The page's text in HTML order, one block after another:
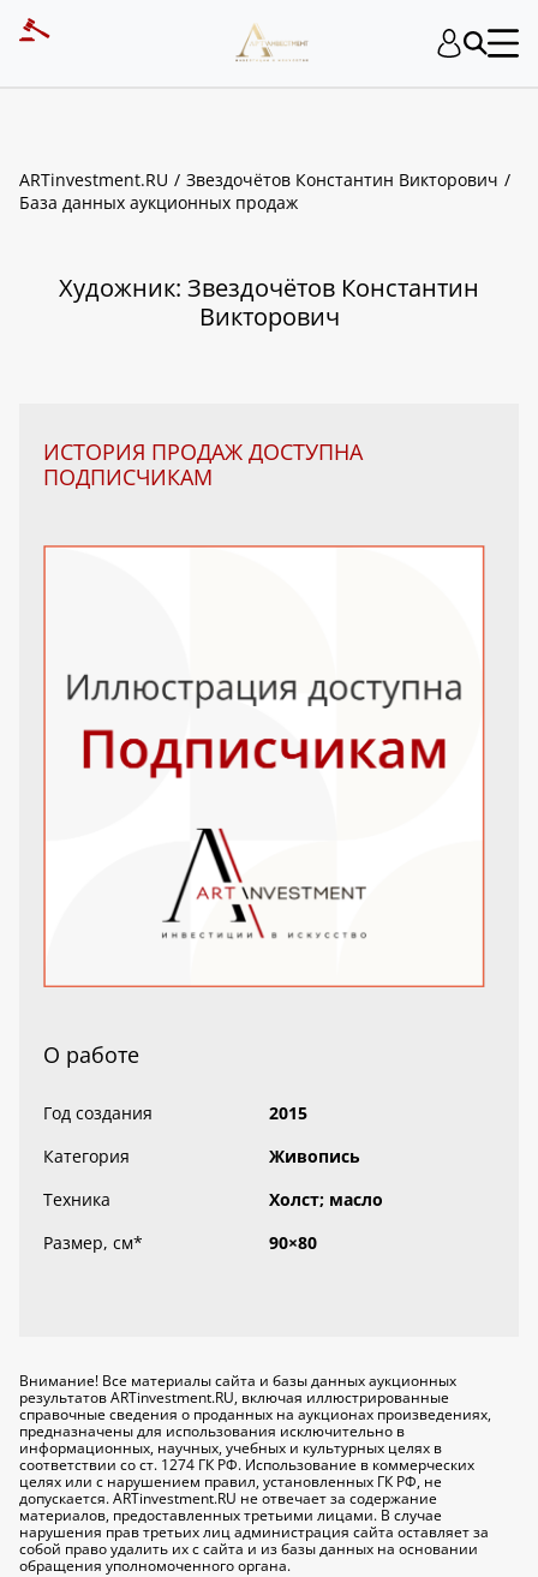
ARTinvestment.RU
Звездочётов Константин Викторович
База данных аукционных продаж
Художник: Звездочётов Константин
Викторович
ИСТОРИЯ ПРОДАЖ ДОСТУПНА
ПОДПИСЧИКАМ
О работе
Год создания
2015
Категория
Живопись
Техника
Холст; масло
Размер, см* 90×80
Внимание! Все материалы сайта и базы данных аукционных
результатов ARTinvestment.RU, включая иллюстрированные
справочные сведения о проданных на аукционах произведениях,
предназначены для использования исключительно в
информационных, научных, учебных и культурных целях в
соответствии со ст. 1274 ГК РФ. Использование в коммерческих
целях или с нарушением правил, установленных ГК РФ, не
допускается. ARTinvestment.RU не отвечает за содержание
материалов, предоставленных третьими лицами. В случае
нарушения прав третьих лиц администрация сайта оставляет за
собой право удалить их с сайта и из базы данных на основании
обращения уполномоченного органа.